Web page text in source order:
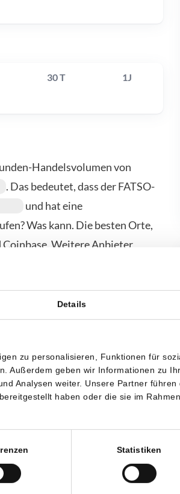
Details
zu personalisieren, Funktionen für
Außerdem geben wir Informationen zu
Analysen weiter. Unsere Partner
haben oder die sie im
Statistiken
30 T 1J
Handelsvolumen von
. Das bedeutet, dass der FATSO-
und hat eine
Was kann. Die besten Orte,
Coinbase. Weitere Anbieter